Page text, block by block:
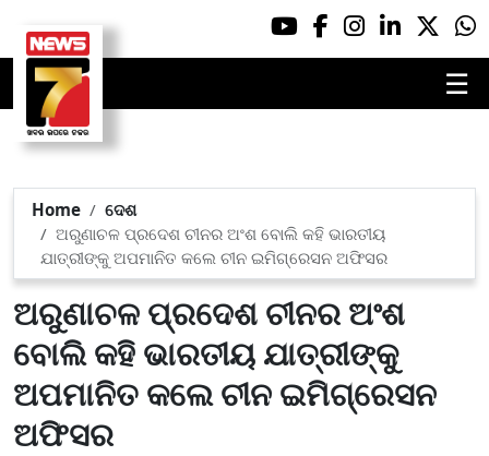
☰
Home
ଦେଶ
ଅରୁଣାଚଳ ପ୍ରଦେଶ ଚୀନର ଅଂଶ ବୋଲି କହି ଭାରତୀୟ
ଯାତ୍ରୀଙ୍କୁ ଅପମାନିତ କଲେ ଚୀନ ଇମିଗ୍ରେସନ ଅଫିସର
ଅରୁଣାଚଳ ପ୍ରଦେଶ ଚୀନର ଅଂଶ
ବୋଲି କହି ଭାରତୀୟ ଯାତ୍ରୀଙ୍କୁ
ଅପମାନିତ କଲେ ଚୀନ ଇମିଗ୍ରେସନ
ଅଫିସର